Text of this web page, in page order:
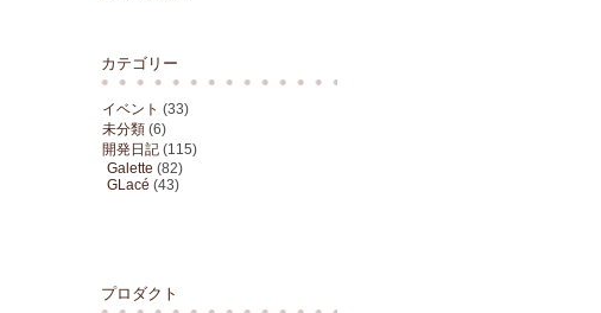
カテゴリー
イベント (33)
未分類 (6)
開発日記 (115)
Galette (82)
GLacé (43)
プロダクト